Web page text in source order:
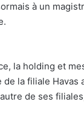
à un
la holding et
la filiale Havas
de ses